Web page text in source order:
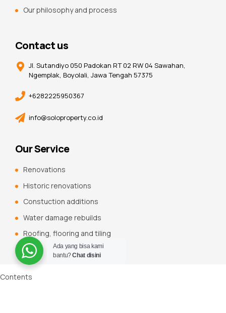
Our philosophy and process
Contact us
Jl. Sutandiyo 050 Padokan RT 02 RW 04 Sawahan,
Ngemplak, Boyolali, Jawa Tengah 57375
+6282225950367
info@soloproperty.co.id
Our Service
Renovations
Historic renovations
Constuction additions
Water damage rebuilds
Roofing, flooring and tiling
Contents
Ada yang bisa kami
bantu?Chat disini